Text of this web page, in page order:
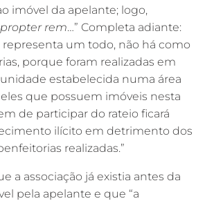
imóvel da apelante; logo,
propter rem…” Completa adiante:
representa um todo, não há como
porque foram realizadas em
estabelecida numa área
que possuem imóveis nesta
de participar do rateio ficará
ilícito em detrimento dos
realizadas.”
a associação já existia antes da
pela apelante e que “a